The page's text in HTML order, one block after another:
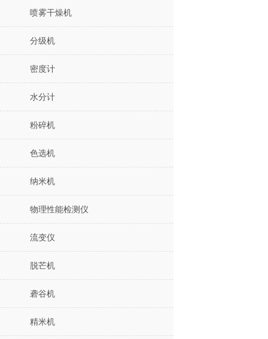
喷雾干燥机
分级机
密度计
水分计
粉碎机
色选机
纳米机
物理性能检测仪
流变仪
脱芒机
砻谷机
精米机